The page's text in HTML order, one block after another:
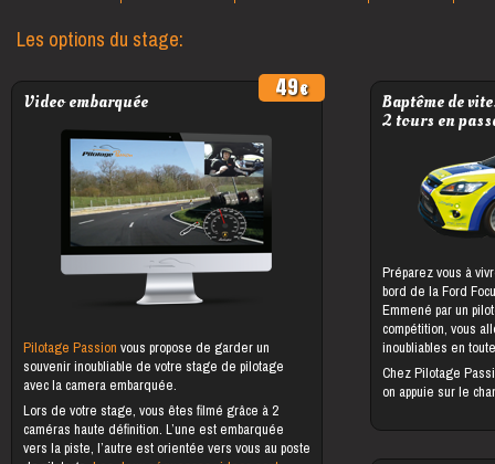
Les options du stage:
Video embarquée
49
Pilotage Passionvous propose de garder un
souvenir inoubliable de votre stage de pilotage
avec la camera embarquée.
Lors de votre stage, vous êtes filmé grâce à 2
caméras haute définition. L’une est embarquée
vers la piste, l’autre est orientée vers vous au poste
Baptême de
2 tours en
Préparez vous à
bord de la Ford
Emmené par un
compétition, vous
inoubliables en
Chez Pilotage
on appuie sur le